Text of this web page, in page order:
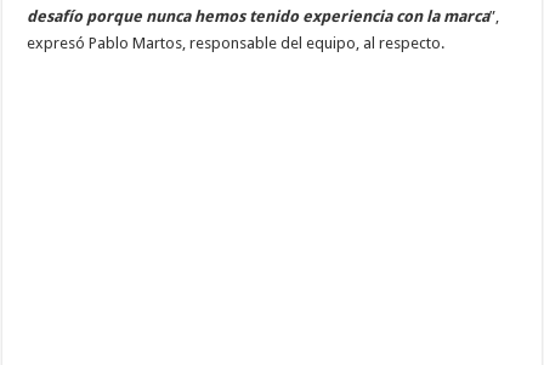
desafío porque nunca hemos tenido experiencia con la marca”,
expresó Pablo Martos, responsable del equipo, al respecto.